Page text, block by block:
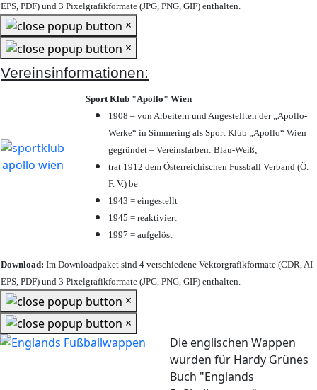
EPS, PDF) und 3 Pixelgrafikformate (JPG, PNG, GIF) enthalten.
×
×
Vereinsinformationen:
Sport Klub "Apollo" Wien
1908 – von Arbeitern und Angestellten der „Apollo-
Werke“ in Simmering als Sport Klub „Apollo“ Wien
gegründet – Vereinsfarben: Blau-Weiß;
trat 1912 dem Österreichischen Fussball Verband (Ö.
F. V.) be
1943 = eingestellt
1945 = reaktiviert
1997 = aufgelöst
Download: Im Downloadpaket sind 4 verschiedene Vektorgrafikformate (CDR, AI
EPS, PDF) und 3 Pixelgrafikformate (JPG, PNG, GIF) enthalten.
×
×
Die englischen Wappen
wurden für Hardy Grünes
Buch "Englands